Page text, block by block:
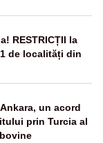
RESTRICȚII la
de localități din
un acord
prin Turcia al